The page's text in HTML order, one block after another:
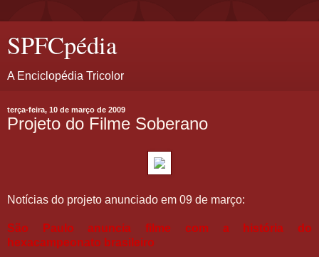
SPFCpédia
A Enciclopédia Tricolor
terça-feira, 10 de março de 2009
Projeto do Filme Soberano
Notícias do projeto anunciado em 09 de março:
São Paulo anuncia filme com a história do
hexacampeonato brasileiro